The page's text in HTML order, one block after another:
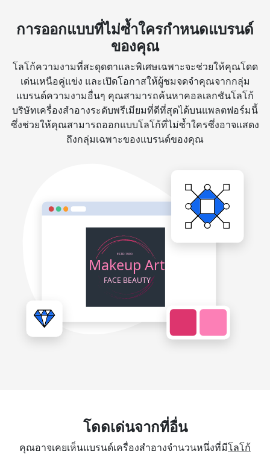
การออกแบบที่ไม่ซ้ำใครกำหนดแบรนด์
ของคุณ
โลโก้ความงามที่สะดุดตาและพิเศษเฉพาะจะช่วยให้คุณโดด
เด่นเหนือคู่แข่ง และเปิดโอกาสให้ผู้ชมจดจำคุณจากกลุ่ม
แบรนด์ความงามอื่นๆ คุณสามารถค้นหาคอลเลกชันโลโก้
บริษัทเครื่องสำอางระดับพรีเมียมที่ดีที่สุดได้บนแพลตฟอร์มนี้
ซึ่งช่วยให้คุณสามารถออกแบบโลโก้ที่ไม่ซ้ำใครซึ่งอาจแสดง
ถึงกลุ่มเฉพาะของแบรนด์ของคุณ
โดดเด่นจากที่อื่น
คุณอาจเคยเห็นแบรนด์เครื่องสำอางจำนวนหนึ่งที่มีโลโก้